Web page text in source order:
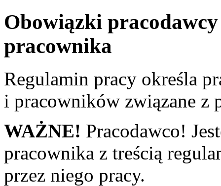
Obowiązki
pracownika
Regulamin pracy określa
i pracowników związane z
WAŻNE! Pracodawco!
pracownika z treścią
przez niego pracy.